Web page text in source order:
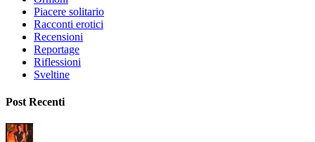
Piacere solitario
Racconti erotici
Recensioni
Reportage
Riflessioni
Sveltine
Post Recenti